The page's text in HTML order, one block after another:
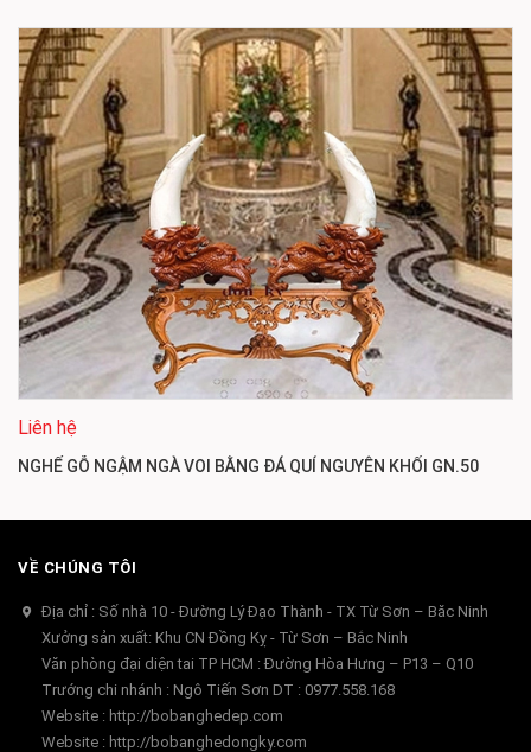
Liên hệ
NGHẾ GỖ NGẬM NGÀ VOI BẰNG ĐÁ QUÍ NGUYÊN KHỐI GN.50
VỀ CHÚNG TÔI
Địa chỉ : Số nhà 10 - Đường Lý Đạo Thành - TX Từ Sơn – Băc Ninh
Xưởng sản xuất: Khu CN Đồng Kỵ - Từ Sơn – Bắc Ninh
Văn phòng đại diện tai TP HCM : Đường Hòa Hưng – P13 – Q10
Trướng chi nhánh : Ngô Tiến Sơn DT : 0977.558.168
Website : http://bobanghedep.com
Website : http://bobanghedongky.com